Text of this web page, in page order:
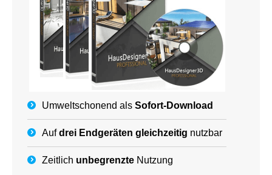
Umweltschonend als Sofort-Download
Aufdrei Endgeräten gleichzeitig nutzbar
Zeitlich unbegrenzte Nutzung